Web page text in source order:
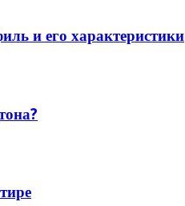
и его характеристики